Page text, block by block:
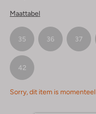
Maattabel
35 36 37
42
Sorry, dit item is